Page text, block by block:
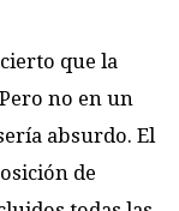
que la
no en un
absurdo. El
de